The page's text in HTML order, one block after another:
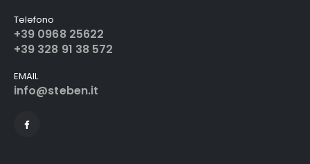
Telefono
+39 0968 25622
+39 328 91 38 572
EMAIL
info@steben.it